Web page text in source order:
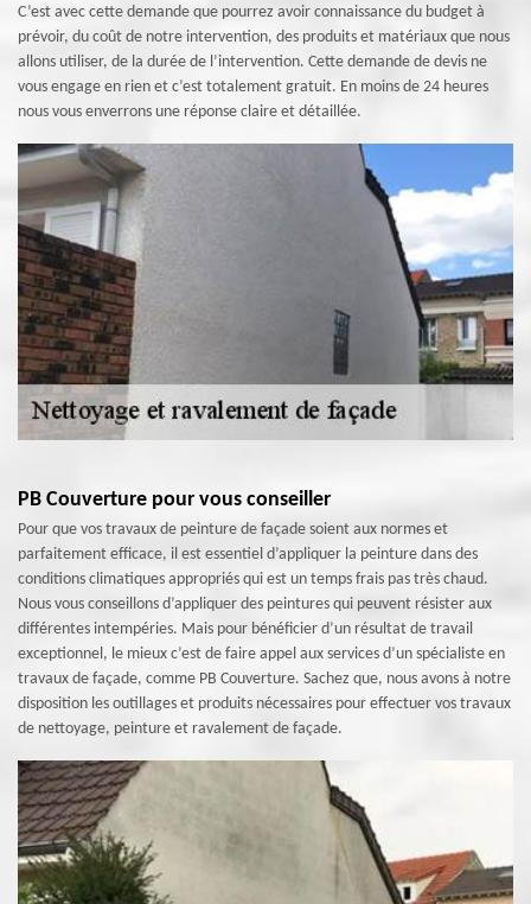
C’est avec cette demande que pourrez avoir connaissance du budget à
prévoir, du coût de notre intervention, des produits et matériaux que nous
allons utiliser, de la durée de l’intervention. Cette demande de devis ne
vous engage en rien et c’est totalement gratuit. En moins de 24 heures
nous vous enverrons une réponse claire et détaillée.
PB Couverture pour vous conseiller
Pour que vos travaux de peinture de façade soient aux normes et
parfaitement efficace, il est essentiel d’appliquer la peinture dans des
conditions climatiques appropriés qui est un temps frais pas très chaud.
Nous vous conseillons d’appliquer des peintures qui peuvent résister aux
différentes intempéries. Mais pour bénéficier d’un résultat de travail
exceptionnel, le mieux c’est de faire appel aux services d’un spécialiste en
travaux de façade, comme PB Couverture. Sachez que, nous avons à notre
disposition les outillages et produits nécessaires pour effectuer vos travaux
de nettoyage, peinture et ravalement de façade.